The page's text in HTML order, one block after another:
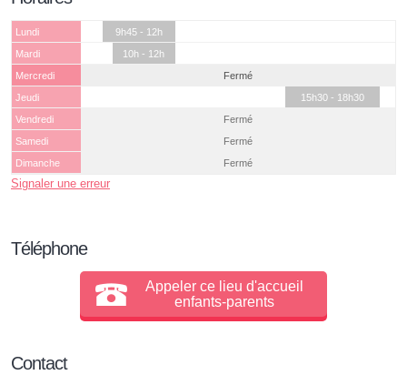
Lundi
9h45 - 12h
Mardi
10h - 12h
Mercredi
Fermé
Jeudi
15h30 - 18h30
Vendredi
Fermé
Samedi
Fermé
Dimanche
Fermé
Signaler une erreur
Téléphone
Appeler ce lieu d'accueil
enfants-parents
Contact